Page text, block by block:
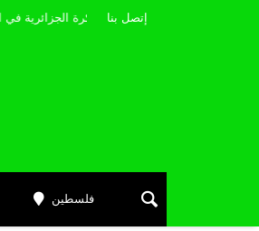
إتصل بنا
فلسطين